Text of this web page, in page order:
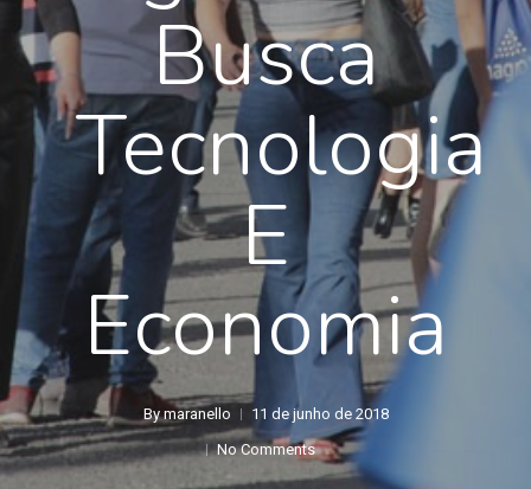
Busca
Tecnologia
E
Economia
By maranello
11 de junho de 2018
No Comments